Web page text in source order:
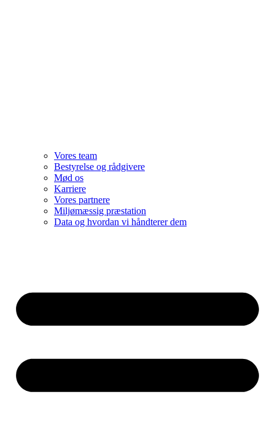
Vores team
Bestyrelse og rådgivere
Mød os
Karriere
Vores partnere
Miljømæssig præstation
Data og hvordan vi håndterer dem